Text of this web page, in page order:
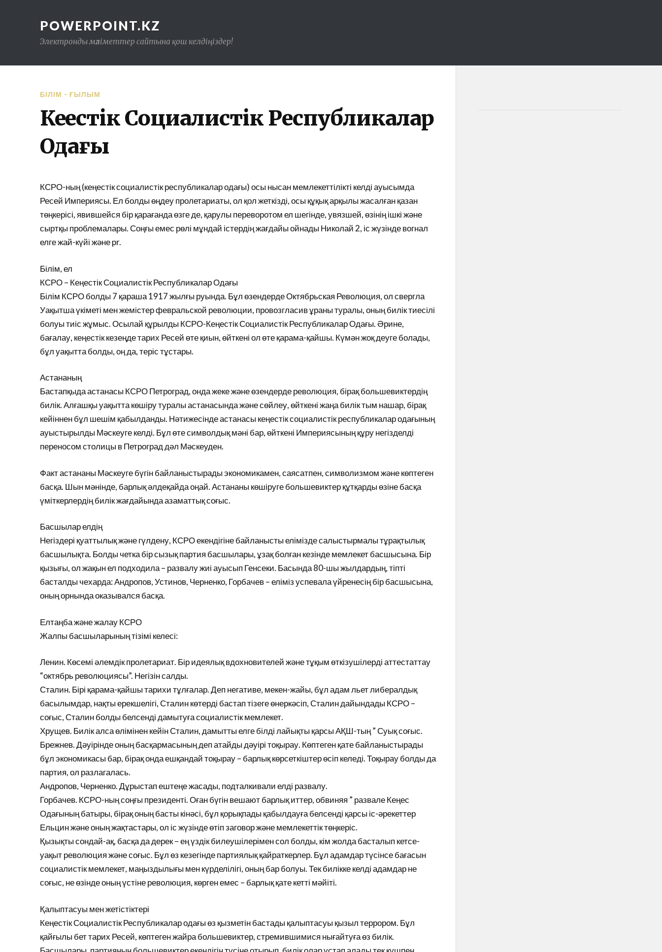
POWERPOINT.KZ
Электронды мәліметтер сайтына қош келдіңіздер!
БІЛІМ - ҒЫЛЫМ
Кеңестік Социалистік Республикалар
Одағы
КСРО-ның (кеңестік социалистік республикалар одағы) осы нысан мемлекеттілікті келді ауысымда
Ресей Империясы. Ел болды өңдеу пролетариаты, ол қол жеткізді, осы құқық арқылы жасалған қазан
төңкерісі, явившейся бір қарағанда өзге де, қарулы переворотом ел шегінде, увязшей, өзінің ішкі және
сыртқы проблемалары. Соңғы емес рөлі мұндай істердің жағдайы ойнады Николай 2, іс жүзінде вогнал
елге жай-күйі және pr.
Білім, ел
КСРО – Кеңестік Социалистік Республикалар Одағы
Білім КСРО болды 7 қараша 1917 жылғы руында. Бұл өзендерде Октябрьская Революция, ол свергла
Уақытша үкіметі мен жемістер февральской революции, провозгласив ұраны туралы, оның билік тиесілі
болуы тиіс жұмыс. Осылай құрылды КСРО-Кеңестік Социалистік Республикалар Одағы. Әрине,
бағалау, кеңестік кезеңде тарих Ресей өте қиын, өйткені ол өте қарама-қайшы. Күмән жоқ деуге болады,
бұл уақытта болды, оң да, теріс тұстары.
Астананың
Бастапқыда астанасы КСРО Петроград, онда жеке және өзендерде революция, бірақ большевиктердің
билік. Алғашқы уақытта көшіру туралы астанасында және сөйлеу, өйткені жаңа билік тым нашар, бірақ
кейіннен бұл шешім қабылданды. Нәтижесінде астанасы кеңестік социалистік республикалар одағының
ауыстырылды Мәскеуге келді. Бұл өте символдық мәні бар, өйткені Империясының құру негізделді
переносом столицы в Петроград дәл Мәскеуден.
Факт астананы Мәскеуге бүгін байланыстырады экономикамен, саясатпен, символизмом және көптеген
басқа. Шын мәнінде, барлық әлдеқайда оңай. Астананы көшіруге большевиктер құтқарды өзіне басқа
үміткерлердің билік жағдайында азаматтық соғыс.
Басшылар елдің
Негіздері қуаттылық және гүлдену, КСРО екендігіне байланысты елімізде салыстырмалы тұрақтылық
басшылықта. Болды четка бір сызық партия басшылары, ұзақ болған кезінде мемлекет басшысына. Бір
қызығы, ол жақын ел подходила – развалу жиі ауысып Генсеки. Басында 80-шы жылдардың, тіпті
басталды чехарда: Андропов, Устинов, Черненко, Горбачев – еліміз успевала үйренесің бір басшысына,
оның орнында оказывался басқа.
Елтаңба және жалау КСРО
Жалпы басшыларының тізімі келесі:
Ленин. Көсемі әлемдік пролетариат. Бір идеялық вдохновителей және тұқым өткізушілерді аттестаттау
“октябрь революциясы”. Негізін салды.
Сталин. Бірі қарама-қайшы тарихи тұлғалар. Деп негативе, мекен-жайы, бұл адам льет либералдық
басылымдар, нақты ерекшелігі, Сталин көтерді бастап тізеге өнеркәсіп, Сталин дайындады КСРО –
соғыс, Сталин болды белсенді дамытуға социалистік мемлекет.
Хрущев. Билік алса өлімінен кейін Сталин, дамытты елге білді лайықты қарсы АҚШ-тың ” Суық соғыс.
Брежнев. Дәуірінде оның басқармасының деп атайды дәуірі тоқырау. Көптеген қате байланыстырады
бұл экономикасы бар, бірақ онда ешқандай тоқырау – барлық көрсеткіштер өсіп келеді. Тоқырау болды да
партия, ол разлагалась.
Андропов, Черненко. Дұрыстап ештеңе жасады, подталкивали елді развалу.
Горбачев. КСРО-ның соңғы президенті. Оған бүгін вешают барлық иттер, обвиняя ” развале Кеңес
Одағының батыры, бірақ оның басты кінәсі, бұл қорықпады қабылдауға белсенді қарсы іс-әрекеттер
Ельцин және оның жақтастары, ол іс жүзінде өтіп заговор және мемлекеттік төңкеріс.
Қызықты сондай-ақ, басқа да дерек – ең үздік билеушілерімен сол болды, кім жолда басталып кетсе-
уақыт революция және соғыс. Бұл өз кезегінде партиялық қайраткерлер. Бұл адамдар түсінсе бағасын
социалистік мемлекет, маңыздылығы мен күрделілігі, оның бар болуы. Тек билікке келді адамдар не
соғыс, не өзінде оның үстіне революция, көрген емес – барлық қате кетті мәйіті.
Қалыптасуы мен жетістіктері
Кеңестік Социалистік Республикалар одағы өз қызметін бастады қалыптасуы қызыл террором. Бұл
қайғылы бет тарих Ресей, көптеген жайра большевиктер, стремившимися нығайтуға өз билік.